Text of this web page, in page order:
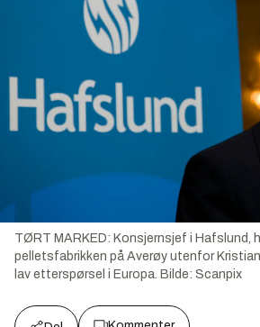
TØRT MARKED: Konsjernsjef i Hafslund,
pelletsfabrikken på Averøy utenfor
lav etterspørsel i Europa. Bilde: Scanpix